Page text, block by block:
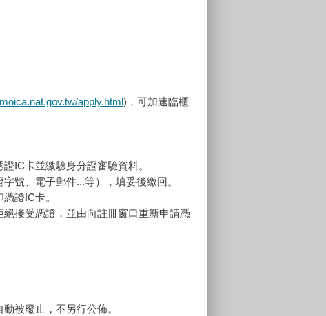
apply.html ) ， 可加速臨櫃
IC卡並繳驗身分證審驗資料。
號、電子郵件...等），填妥後繳回。
證IC卡。
接受憑證，並由向註冊窗口重新申請憑
被廢止，不另行公佈。